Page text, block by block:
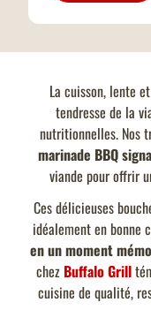
La cuisson, lente
tendresse de la
nutritionnelles. Nos
marinade BBQ
viande pour offrir
Ces délicieuses
idéalement en bonne
en un moment
chez Buffalo Grill
cuisine de qualité,